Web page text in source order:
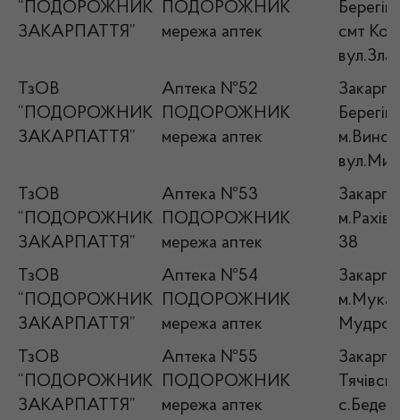
“ПОДОРОЖНИК
ЗАКАРПАТТЯ”
ПОДОРОЖНИК
мережа аптек
смт
ТзОВ
“ПОДОРОЖНИК
ЗАКАРПАТТЯ”
Аптека №52
ПОДОРОЖНИК
мережа аптек
ТзОВ
“ПОДОРОЖНИК
ЗАКАРПАТТЯ”
Аптека №53
ПОДОРОЖНИК
мережа аптек
38
ТзОВ
“ПОДОРОЖНИК
ЗАКАРПАТТЯ”
Аптека №54
ПОДОРОЖНИК
мережа аптек
ТзОВ
“ПОДОРОЖНИК
ЗАКАРПАТТЯ”
Аптека №55
ПОДОРОЖНИК
мережа аптек